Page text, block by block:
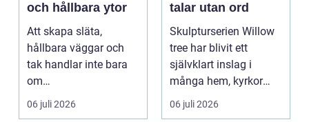
och hållbara ytor
Att skapa släta,
hållbara väggar och
tak handlar inte bara
om
hantverksskicklighet.
Valet av materia...
06 juli 2026
talar utan ord
Skulpturserien Willow
tree har blivit ett
självklart inslag i
många hem, kyrkor
och kapel...
06 juli 2026